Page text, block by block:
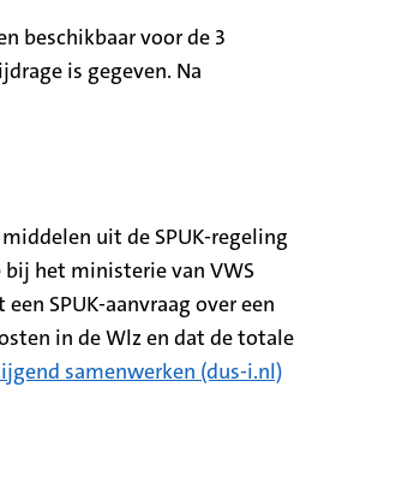
beschikbaar voor de 3
is gegeven. Na
uit de SPUK-regeling
bij het ministerie van VWS
SPUK-aanvraag over een
in de Wlz en dat de totale
samenwerken (dus-i.nl)